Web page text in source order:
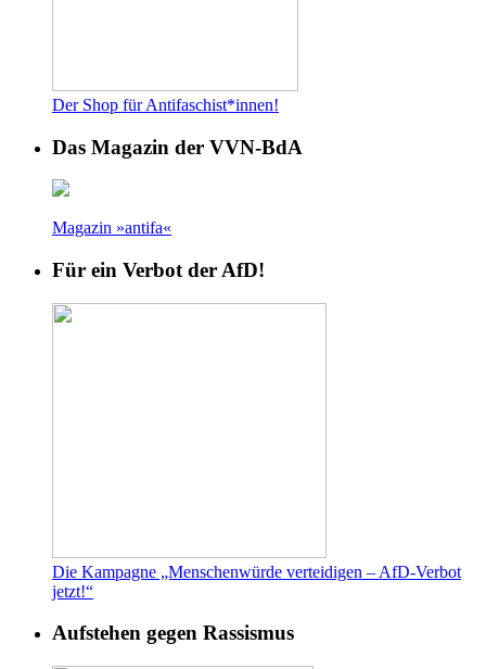
Der Shop für Antifaschist*innen!
Das Magazin der VVN-BdA
Magazin »antifa«
Für ein Verbot der AfD!
Die Kampagne „Menschenwürde verteidigen – AfD-Verbot
jetzt!“
Aufstehen gegen Rassismus